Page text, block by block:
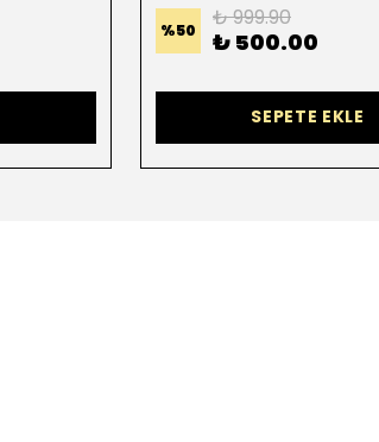
%50 ₺ 999.90
₺ 500.00
SEPETE EKLE